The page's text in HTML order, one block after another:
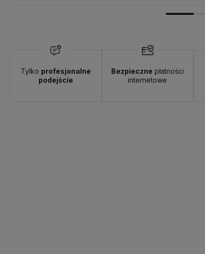
Tylko profesjonalne
podejście
Bezpieczne płatności
internetowe